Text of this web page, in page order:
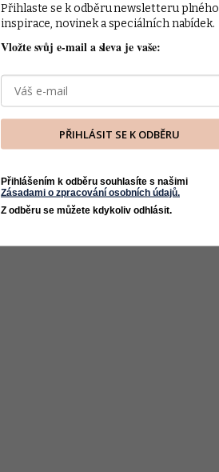
Přihlaste se k odběru newsletteru plného
inspirace, novinek a speciálních nabídek.
Vložte svůj e-mail a sleva je vaše:
PŘIHLÁSIT SE K ODBĚRU
Přihlášením k odběru souhlasíte s našimi
Zásadami o zpracování osobních údajů.
Z odběru se můžete kdykoliv odhlásit.